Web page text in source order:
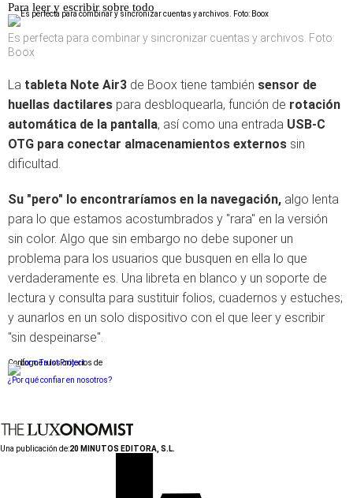
Para leer y escribir sobre todo
Es perfecta para combinar y sincronizar cuentas y archivos. Foto:
Boox
La tableta Note Air3 de Boox tiene también sensor de
huellas dactilares para desbloquearla, función de rotación
automática de la pantalla, así como una entrada USB-C
OTG para conectar almacenamientos externos sin
dificultad.
Su "pero" lo encontraríamos en la navegación, algo lenta
para lo que estamos acostumbrados y "rara" en la versión
sin color. Algo que sin embargo no debe suponer un
problema para los usuarios que busquen en ella lo que
verdaderamente es. Una libreta en blanco y un soporte de
lectura y consulta para sustituir folios, cuadernos y estuches;
y aunarlos en un solo dispositivo con el que leer y escribir
"sin despeinarse".
Conforme a los criterios de
¿Por qué confiar en nosotros?
Una publicación de:20 MINUTOS EDITORA, S.L.